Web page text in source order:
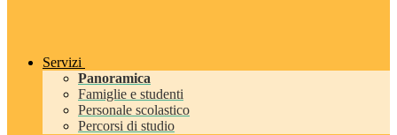
Servizi
Panoramica
Famiglie e studenti
Personale scolastico
Percorsi di studio